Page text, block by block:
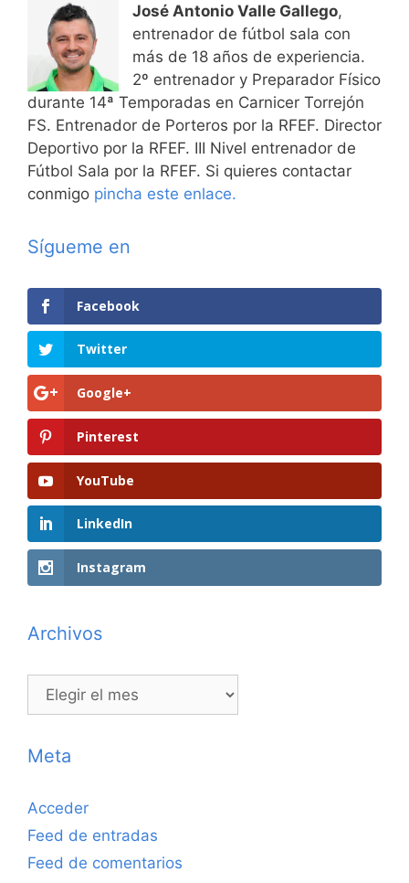
José Antonio Valle Gallego,
entrenador de fútbol sala con
más de 18 años de experiencia.
2º entrenador y Preparador Físico
durante 14ª Temporadas en Carnicer Torrejón
FS. Entrenador de Porteros por la RFEF. Director
Deportivo por la RFEF. III Nivel entrenador de
Fútbol Sala por la RFEF. Si quieres contactar
conmigo pincha este enlace.
Sígueme en
Facebook
Twitter
Google+
Pinterest
YouTube
LinkedIn
Instagram
Archivos
Archivos
Meta
Acceder
Feed de entradas
Feed de comentarios